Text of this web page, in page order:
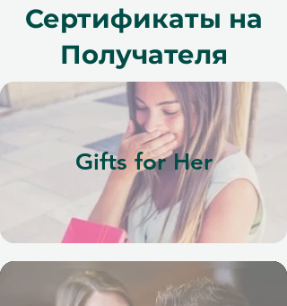
Сертификаты на
Получателя
Gifts for Her